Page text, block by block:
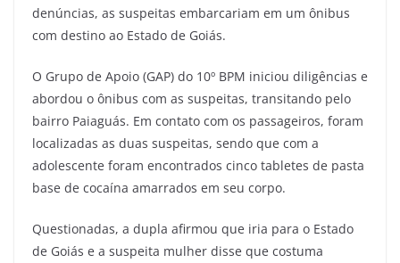
denúncias, as suspeitas embarcariam em um ônibus
com destino ao Estado de Goiás.
O Grupo de Apoio (GAP) do 10º BPM iniciou diligências e
abordou o ônibus com as suspeitas, transitando pelo
bairro Paiaguás. Em contato com os passageiros, foram
localizadas as duas suspeitas, sendo que com a
adolescente foram encontrados cinco tabletes de pasta
base de cocaína amarrados em seu corpo.
Questionadas, a dupla afirmou que iria para o Estado
de Goiás e a suspeita mulher disse que costuma